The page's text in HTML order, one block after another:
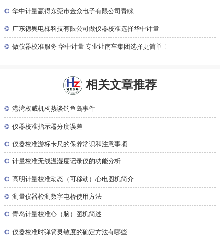
◎ 华中计量赢得东莞市金众电子有限公司青睐
◎ 广东德奥电梯科技有限公司做仪器校准选择华中计量
◎ 做仪器校准服务 华中计量 专业让南车集团选择更简单！
相关文章推荐
◎ 港湾权威机构热谈钓鱼岛事件
◎ 仪器校准指示器分度误差
◎ 仪器校准游标卡尺的保养常识和注意事项
◎ 计量校准无线温湿度记录仪的功能分析
◎ 高明计量校准动态（可移动）心电图机简介
◎ 测量仪器检测数字电桥使用方法
◎ 青岛计量校准心（脑）图机简述
◎ 仪器校准时弹簧灵敏度的确定方法有哪些